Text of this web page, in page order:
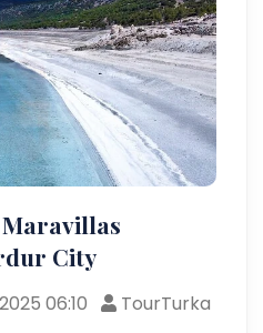
Maravillas
City
06:10
TourTurka